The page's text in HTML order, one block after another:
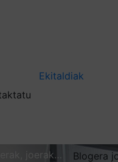
Ekitaldiak
joerak… Blogera